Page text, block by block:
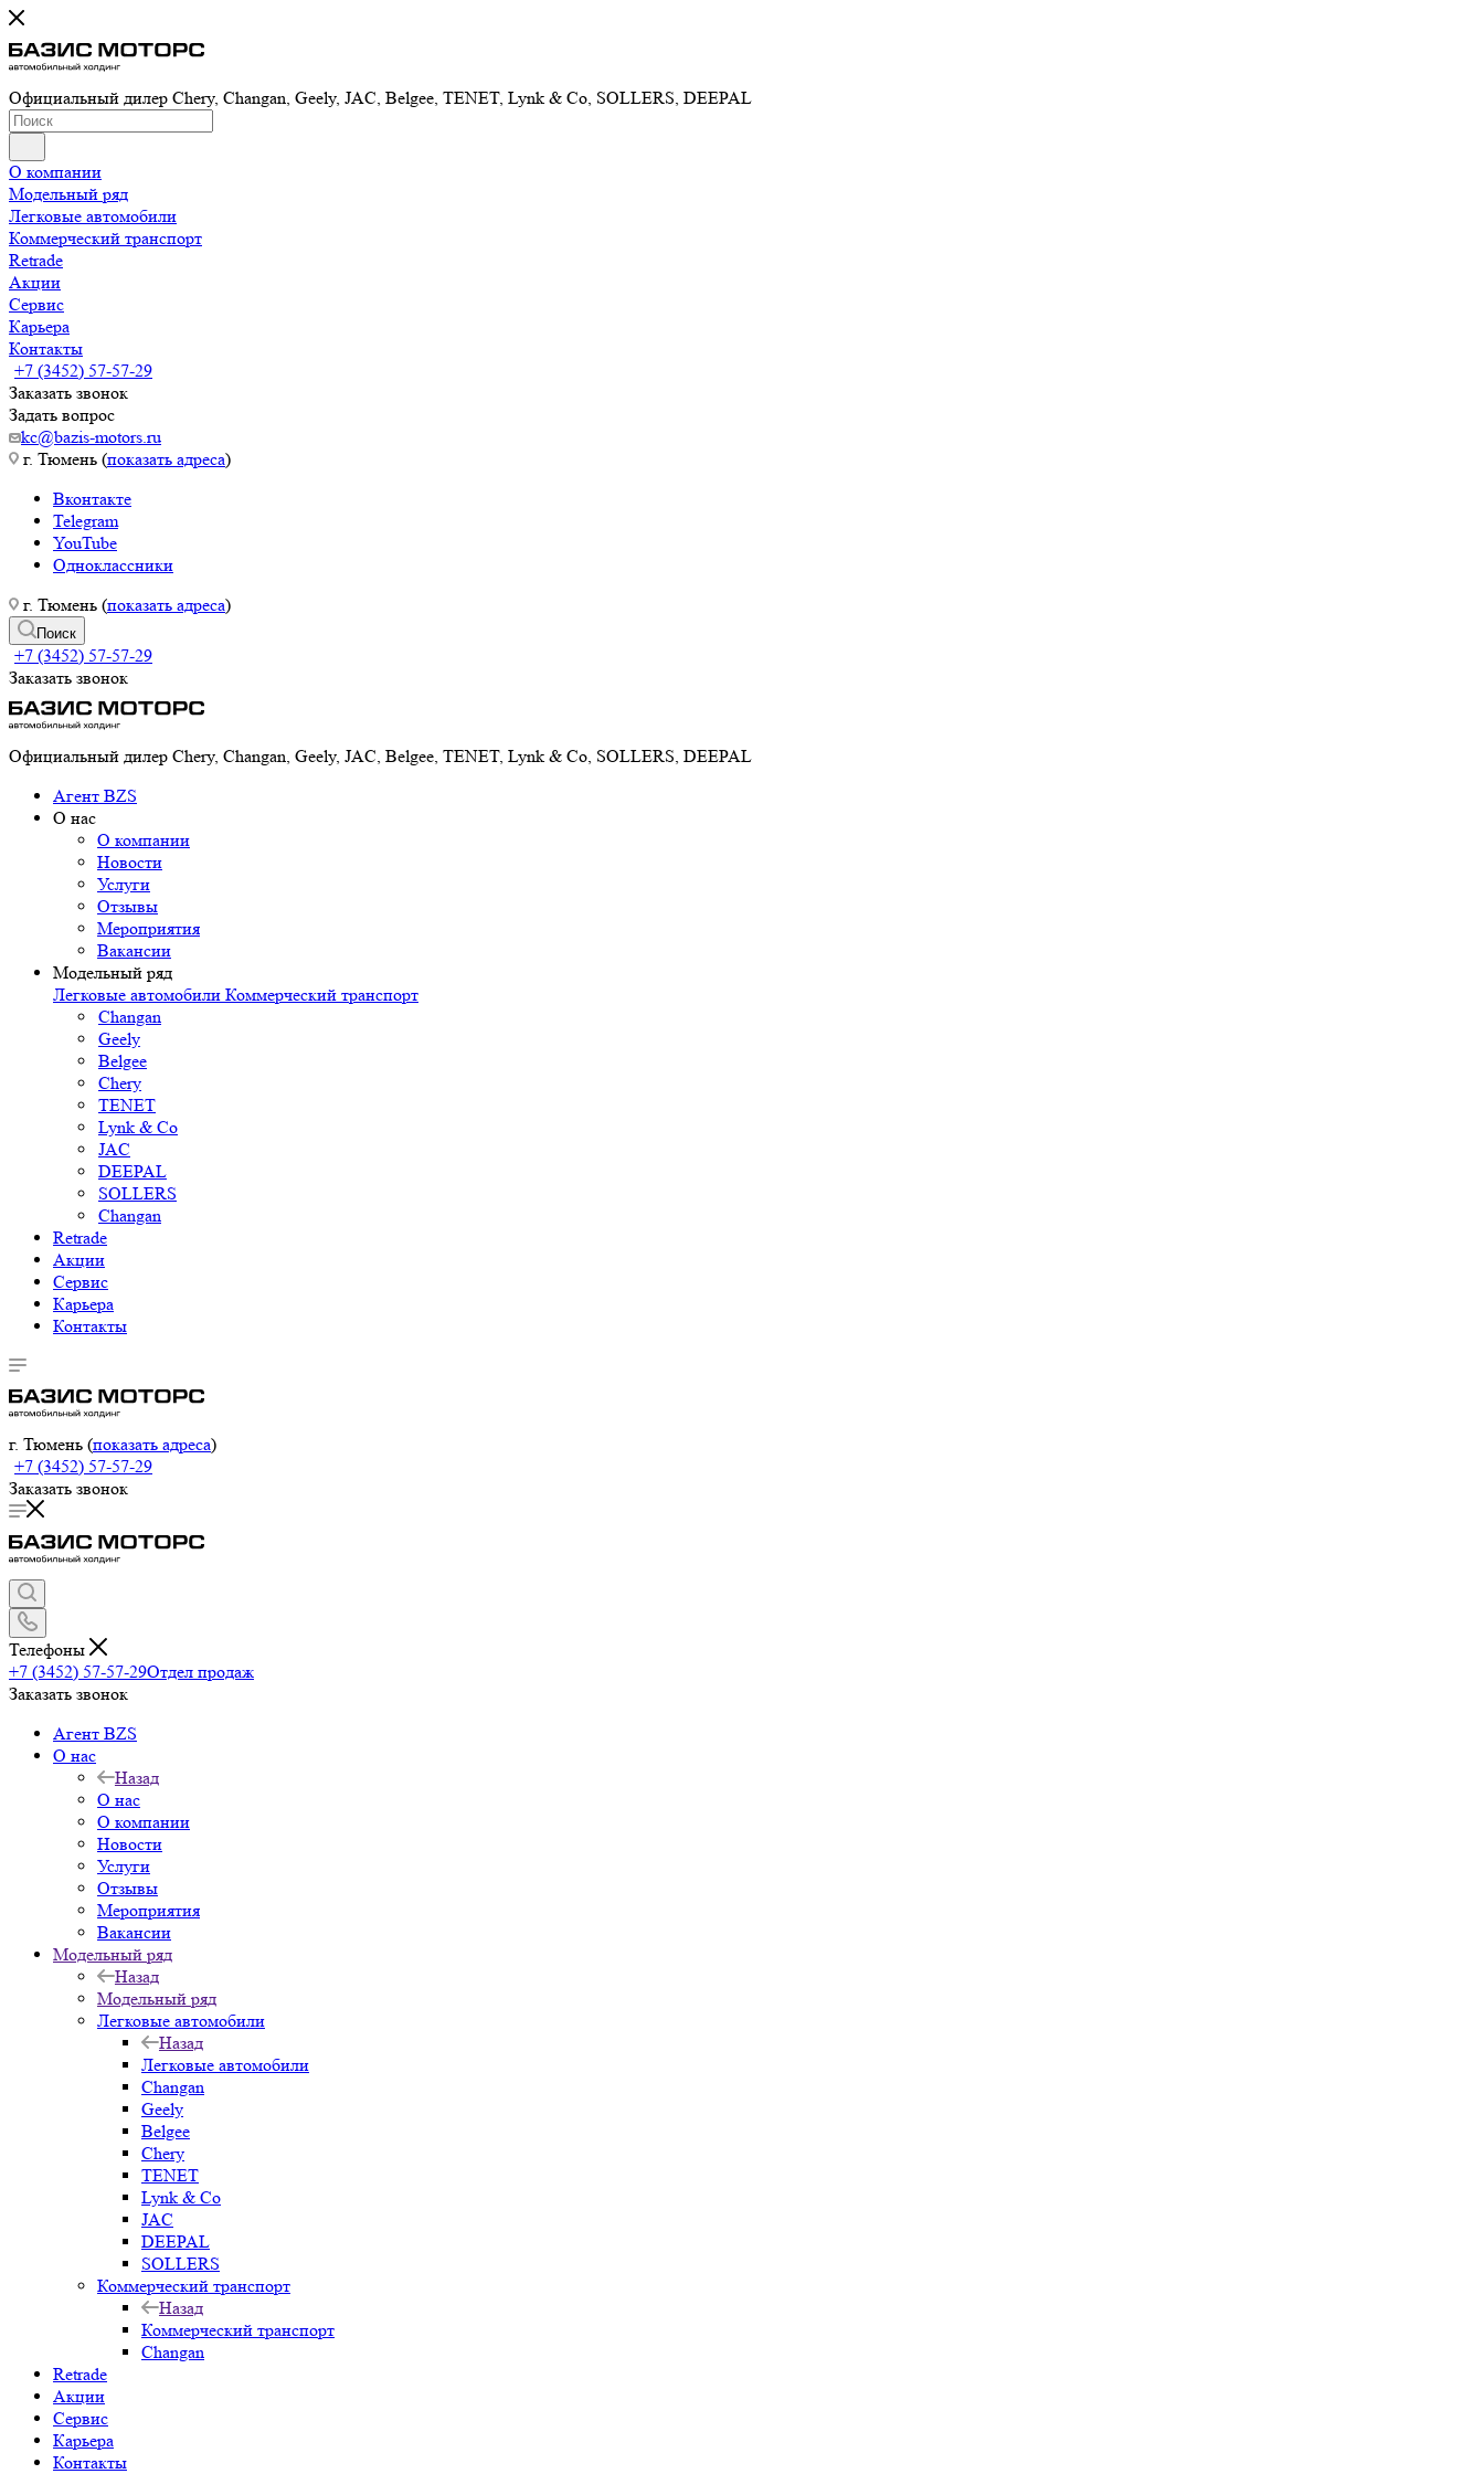
Официальный дилер Chery, Changan, Geely, JAC, Belgee, TENET, Lynk & Co, SOLLERS, DEEPAL
О компании
Модельный ряд
Легковые автомобили
Коммерческий транспорт
Retrade
Акции
Сервис
Карьера
Контакты
+7 (3452) 57-57-29
Заказать звонок
Задать вопрос
kc@bazis-motors.ru
г. Тюмень (показать адреса)
Вконтакте
Telegram
YouTube
Одноклассники
г. Тюмень (показать адреса)
Поиск
+7 (3452) 57-57-29
Заказать звонок
Официальный дилер Chery, Changan, Geely, JAC, Belgee, TENET, Lynk & Co, SOLLERS, DEEPAL
Агент BZS
О нас
О компании
Новости
Услуги
Отзывы
Мероприятия
Вакансии
Модельный ряд
Легковые автомобили Коммерческий транспорт
Changan
Geely
Belgee
Chery
TENET
Lynk & Co
JAC
DEEPAL
SOLLERS
Changan
Retrade
Акции
Сервис
Карьера
Контакты
г. Тюмень (показать адреса)
+7 (3452) 57-57-29
Заказать звонок
Телефоны
+7 (3452) 57-57-29Отдел продаж
Заказать звонок
Агент BZS
О нас
Назад
О нас
О компании
Новости
Услуги
Отзывы
Мероприятия
Вакансии
Модельный ряд
Назад
Модельный ряд
Легковые автомобили
Назад
Легковые автомобили
Changan
Geely
Belgee
Chery
TENET
Lynk & Co
JAC
DEEPAL
SOLLERS
Коммерческий транспорт
Назад
Коммерческий транспорт
Changan
Retrade
Акции
Сервис
Карьера
Контакты